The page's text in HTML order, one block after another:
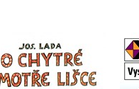
O chytré kmotře lišce
Josef Lada